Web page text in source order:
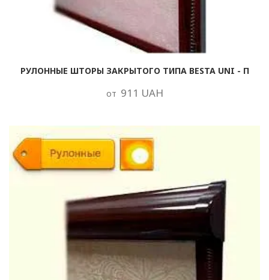
РУЛОННЫЕ ШТОРЫ ЗАКРЫТОГО ТИПА BESTA UNI - П
от 911 UAH